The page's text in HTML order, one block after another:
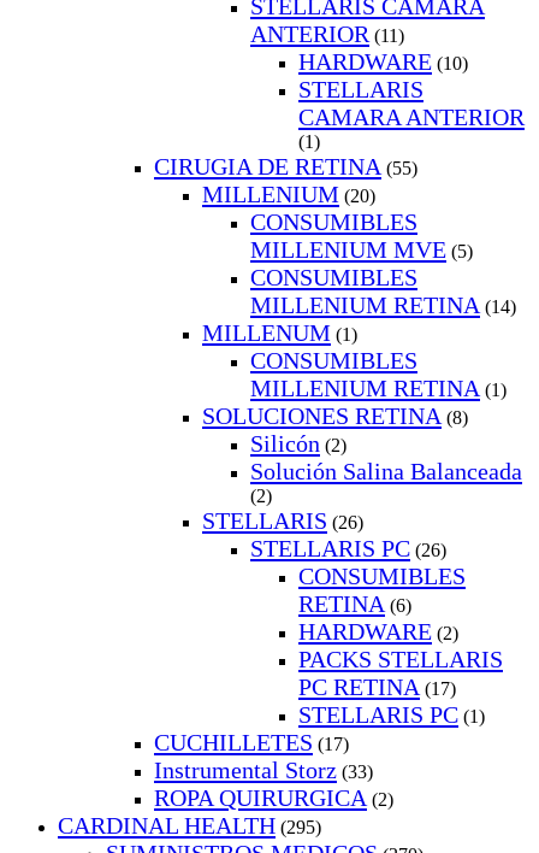
STELLARIS CAMARA
ANTERIOR (11)
HARDWARE (10)
STELLARIS
CAMARA ANTERIOR
(1)
CIRUGIA DE RETINA (55)
MILLENIUM (20)
CONSUMIBLES
MILLENIUM MVE (5)
CONSUMIBLES
MILLENIUM RETINA (14)
MILLENUM (1)
CONSUMIBLES
MILLENIUM RETINA (1)
SOLUCIONES RETINA (8)
Silicón (2)
Solución Salina Balanceada
(2)
STELLARIS (26)
STELLARIS PC (26)
CONSUMIBLES
RETINA (6)
HARDWARE (2)
PACKS STELLARIS
PC RETINA (17)
STELLARIS PC (1)
CUCHILLETES (17)
Instrumental Storz (33)
ROPA QUIRURGICA (2)
CARDINAL HEALTH (295)